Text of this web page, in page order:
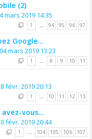
(2)
mars 2019 14:35
1 … 94 95 96 97
Google...
04 mars 2019 13:23
1 … 8 9 10 11
févr. 2019 20:13
1 … 10 11 12 13
vous...
févr. 2019 20:44
1 … 104 105 106 107